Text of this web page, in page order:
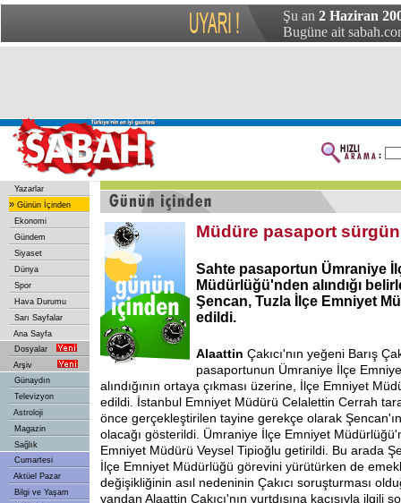
Şu an 2 Haziran
Bugüne ait
Yazarlar
» Günün İçinden
Ekonomi
Gündem
Siyaset
Dünya
Spor
Hava Durumu
Sarı Sayfalar
Ana Sayfa
Dosyalar
Arşiv
Günaydın
Televizyon
Astroloji
Magazin
Sağlık
Cumartesi
Aktüel Pazar
Bilgi ve Yaşam
Müdüre pasaport
Sahte pasaportun Ümraniye
Müdürlüğü'nden alındığı
Şencan, Tuzla İlçe Emniyet
edildi.
Alaattin Çakıcı'nın yeğeni Barış
pasaportunun Ümraniye İlçe
alındığının ortaya çıkması üzerine, İlçe Emniyet
edildi. İstanbul Emniyet Müdürü Celalettin Cerrah
önce gerçekleştirilen tayine gerekçe olarak
olacağı gösterildi. Ümraniye İlçe Emniyet
Emniyet Müdürü Veysel Tipioğlu getirildi. Bu arada
İlçe Emniyet Müdürlüğü görevini yürütürken de
değişikliğinin asıl nedeninin Çakıcı soruşturması
yandan Alaattin Çakıcı'nın yurtdışına kaçışıyla ilgili